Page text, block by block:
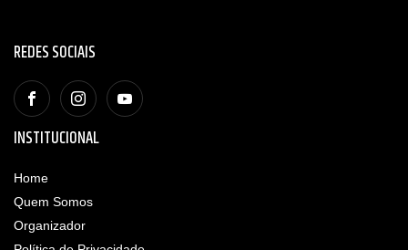
REDES SOCIAIS
INSTITUCIONAL
Home
Quem Somos
Organizador